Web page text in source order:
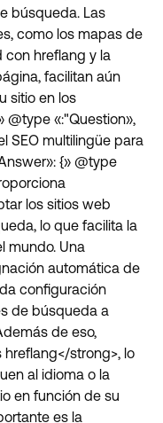
búsqueda. Las
como los mapas de
con hreflang y la
facilitan aún
sitio en los
@type «:"Question»,
SEO multilingüe para
{» @type
los sitios web
lo que facilita la
mundo. Una
automática de
configuración
de búsqueda a
de eso,
strong>, lo
al idioma o la
en función de su
es la